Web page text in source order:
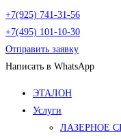
+7(925) 741-31-56
+7(495) 101-10-30
Отправить заявку
Написать в WhatsApp
Меню
ЭТАЛОН
Услуги
ЛАЗЕРНОЕ